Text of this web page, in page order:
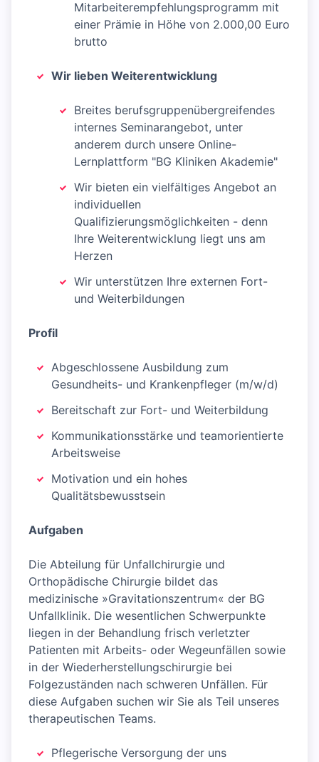
Mitarbeiterempfehlungsprogramm mit
einer Prämie in Höhe von 2.000,00 Euro
brutto
Wir lieben Weiterentwicklung
Breites berufsgruppenübergreifendes
internes Seminarangebot, unter
anderem durch unsere Online-
Lernplattform "BG Kliniken Akademie"
Wir bieten ein vielfältiges Angebot an
individuellen
Qualifizierungsmöglichkeiten - denn
Ihre Weiterentwicklung liegt uns am
Herzen
Wir unterstützen Ihre externen Fort-
und Weiterbildungen
Profil
Abgeschlossene Ausbildung zum
Gesundheits- und Krankenpfleger (m/w/d)
Bereitschaft zur Fort- und Weiterbildung
Kommunikationsstärke und teamorientierte
Arbeitsweise
Motivation und ein hohes
Qualitätsbewusstsein
Aufgaben
Die Abteilung für Unfallchirurgie und
Orthopädische Chirurgie bildet das
medizinische »Gravitationszentrum« der BG
Unfallklinik. Die wesentlichen Schwerpunkte
liegen in der Behandlung frisch verletzter
Patienten mit Arbeits- oder Wegeunfällen sowie
in der Wiederherstellungschirurgie bei
Folgezuständen nach schweren Unfällen. Für
diese Aufgaben suchen wir Sie als Teil unseres
therapeutischen Teams.
Pflegerische Versorgung der uns